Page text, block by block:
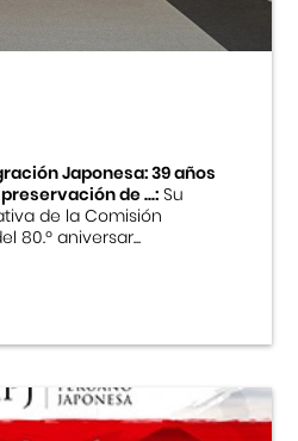
Japonesa: 39 años
de ...:Su
de la Comisión
80.º aniversar...